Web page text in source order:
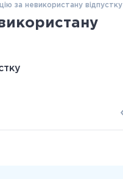
за невикористану відпустку